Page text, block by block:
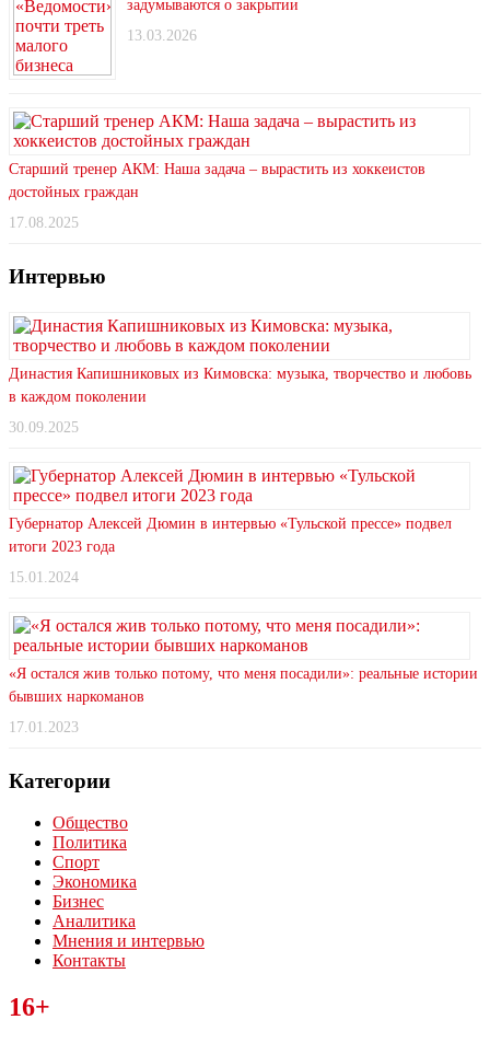
задумываются о закрытии
13.03.2026
Старший тренер АКМ: Наша задача – вырастить из хоккеистов
достойных граждан
17.08.2025
Интервью
Династия Капишниковых из Кимовска: музыка, творчество и любовь
в каждом поколении
30.09.2025
Губернатор Алексей Дюмин в интервью «Тульской прессе» подвел
итоги 2023 года
15.01.2024
«Я остался жив только потому, что меня посадили»: реальные истории
бывших наркоманов
17.01.2023
Категории
Общество
Политика
Спорт
Экономика
Бизнес
Аналитика
Мнения и интервью
Контакты
Читайте последние новости дня в Тульской области на сайте
“ЗаНовомосковск”
16+